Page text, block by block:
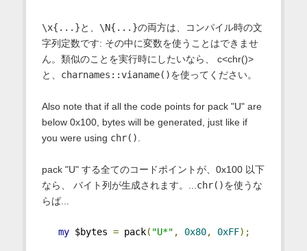
\x{...}と、 \N{...}の両方は、コンパイル時の文
字列定数です: その中に変数を使うことはできませ
ん。類似のことを実行時にしたいなら、 c<chr()>
と、 charnames::vianame()を使ってください。
Also note that if all the code points for pack "U" are
below 0x100, bytes will be generated, just like if
you were using chr()
pack "U" する全てのコードポイントが、0x100 以下
なら、 バイト列が生成されます。... chr()を使うな
らば...
my $bytes = pack( "U*" , 0x80, 0xFF);